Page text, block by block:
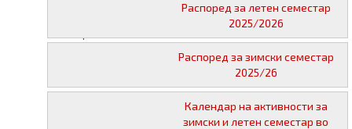
Распоред за летен семестар
2025/2026
Распоред за зимски семестар
2025/26
Календар на активности за
зимски и летен семестар во